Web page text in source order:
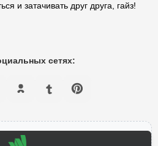
и затачивать друг друга, гайз!
сетях: